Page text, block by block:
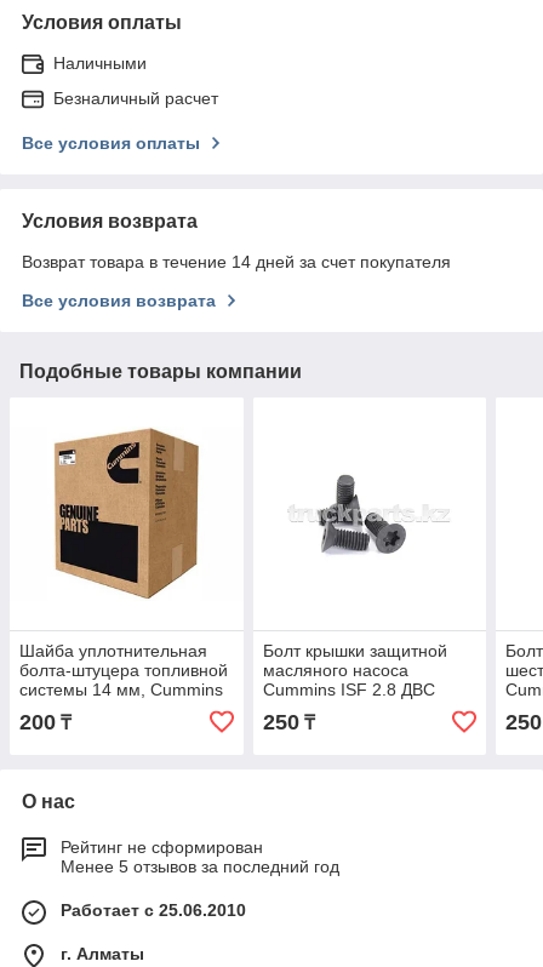
Условия оплаты
Наличными
Безналичный расчет
Все условия оплаты
Условия возврата
Возврат товара в течение 14 дней за счет покупателя
Все условия возврата
Подобные товары компании
Шайба уплотнительная
болта-штуцера топливной
системы 14 мм, Cummins
ISF 3.8 ДВС Cummins
3963988
200 ₸
Болт крышки защитной
масляного насоса
Cummins ISF 2.8 ДВС
Cummins 5255748
250₸ 250
О нас
Рейтинг не сформирован
Менее 5 отзывов за последний год
Работает с 25.06.2010
г. Алматы